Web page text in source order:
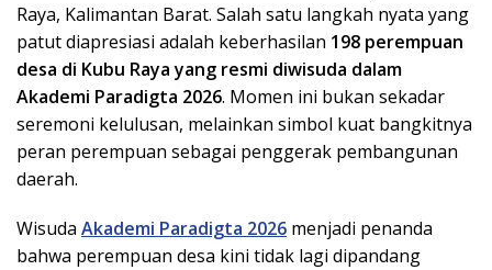
Raya, Kalimantan Barat. Salah satu langkah nyata yang
patut diapresiasi adalah keberhasilan 198 perempuan
desa di Kubu Raya yang resmi diwisuda dalam
Akademi Paradigta 2026. Momen ini bukan sekadar
seremoni kelulusan, melainkan simbol kuat bangkitnya
peran perempuan sebagai penggerak pembangunan
daerah.
Wisuda Akademi Paradigta 2026 menjadi penanda
bahwa perempuan desa kini tidak lagi dipandang